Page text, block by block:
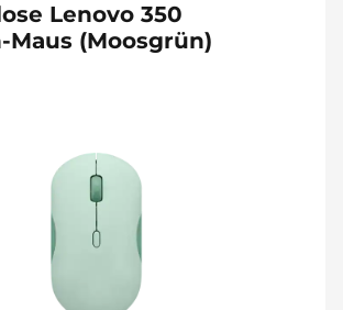
Lenovo 350
(Moosgrün)